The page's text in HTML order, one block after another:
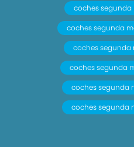
coches
coches segunda
coches segunda
coches segunda
coches segunda
coches segunda